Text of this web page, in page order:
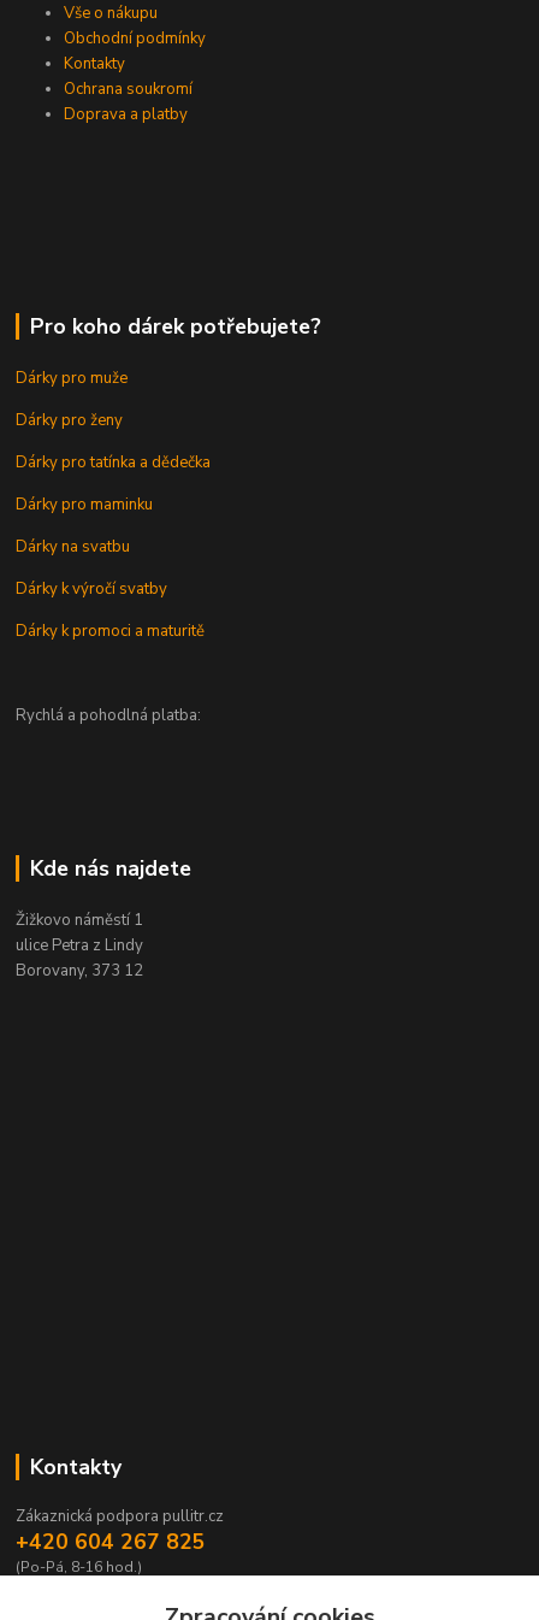
Vše o nákupu
Obchodní podmínky
Kontakty
Ochrana soukromí
Doprava a platby
Pro koho dárek potřebujete?
Dárky pro muže
Dárky pro ženy
Dárky pro tatínka a dědečka
Dárky pro maminku
Dárky na svatbu
Dárky k výročí svatby
Dárky k promoci a maturitě
Rychlá a pohodlná platba:
Kde nás najdete
Žižkovo náměstí 1
ulice Petra z Lindy
Borovany, 373 12
Kontakty
Zákaznická podpora pullitr.cz
+420 604 267 825
(Po-Pá, 8-16 hod.)